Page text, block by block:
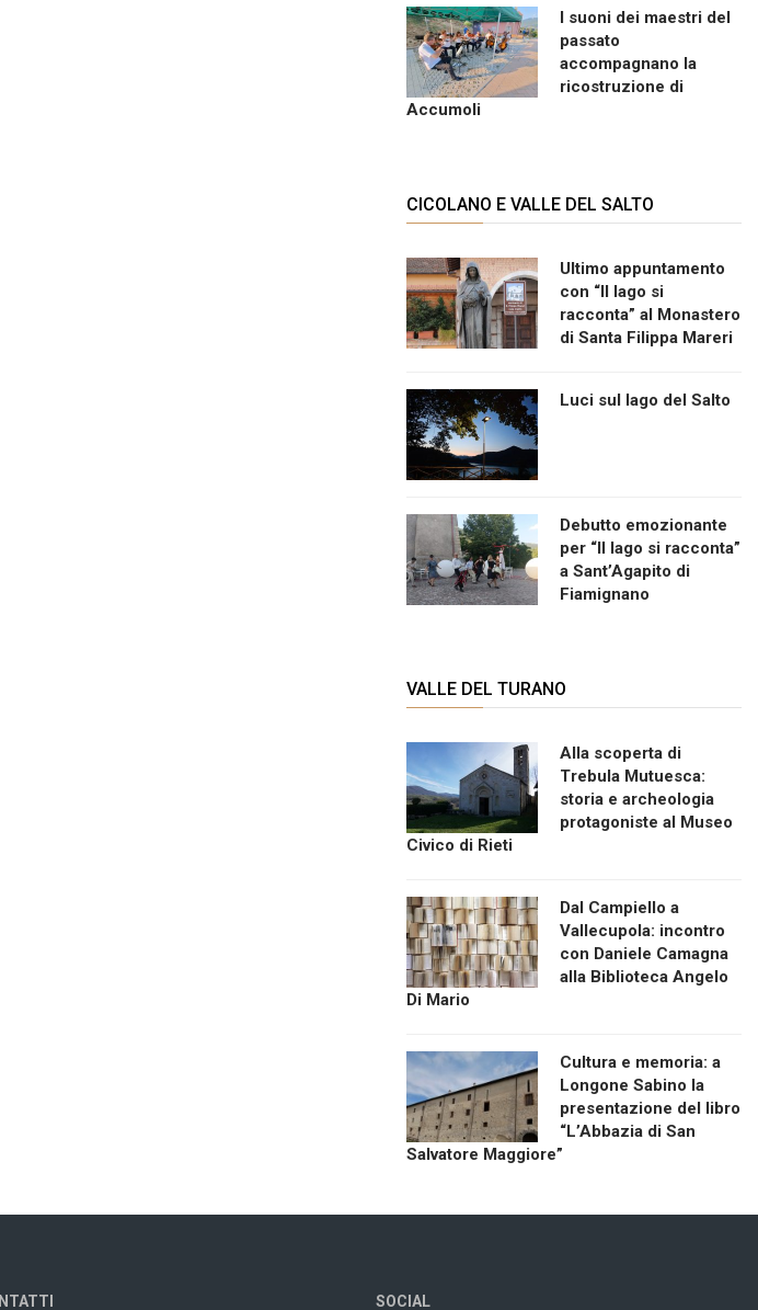
I suoni dei maestri del
passato
accompagnano la
ricostruzione di
Accumoli
CICOLANO E VALLE DEL SALTO
Ultimo appuntamento
con “Il lago si
racconta” al Monastero
di Santa Filippa Mareri
Luci sul lago del Salto
Debutto emozionante
per “Il lago si racconta”
a Sant’Agapito di
Fiamignano
VALLE DEL TURANO
Alla scoperta di
Trebula Mutuesca:
storia e archeologia
protagoniste al Museo
Civico di Rieti
Dal Campiello a
Vallecupola: incontro
con Daniele Camagna
alla Biblioteca Angelo
Di Mario
Cultura e memoria: a
Longone Sabino la
presentazione del libro
“L’Abbazia di San
Salvatore Maggiore”
SOCIAL